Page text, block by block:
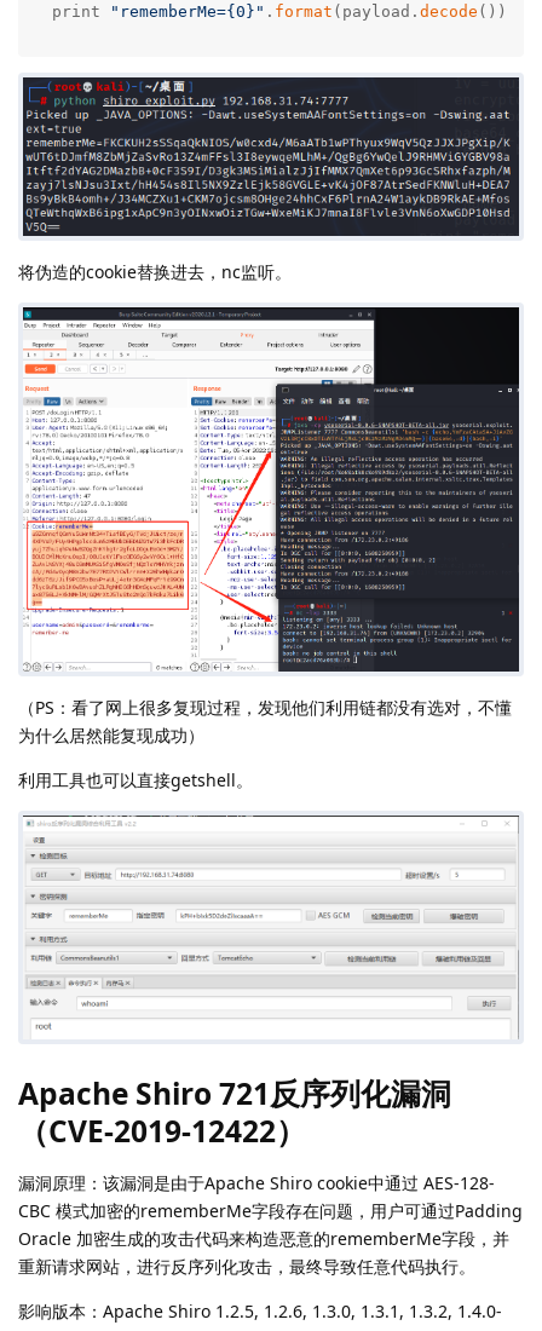
print
"rememberMe={0}" . format (payload. decode ())
将伪造的cookie替换进去，nc监听。
（PS：看了网上很多复现过程，发现他们利用链都没有选对，不懂
为什么居然能复现成功）
利用工具也可以直接getshell。
Apache Shiro 721反序列化漏洞
（CVE-2019-12422）
漏洞原理：该漏洞是由于Apache Shiro cookie中通过 AES-128-
CBC 模式加密的rememberMe字段存在问题，用户可通过Padding
Oracle 加密生成的攻击代码来构造恶意的rememberMe字段，并
重新请求网站，进行反序列化攻击，最终导致任意代码执行。
影响版本：Apache Shiro 1.2.5, 1.2.6, 1.3.0, 1.3.1, 1.3.2, 1.4.0-